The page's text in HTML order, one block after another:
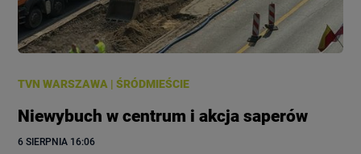
TVN WARSZAWA |ŚRÓDMIEŚCIE
Niewybuch w centrum i akcja saperów
6 SIERPNIA 16:06